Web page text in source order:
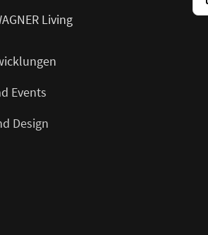
Living
Events
Design